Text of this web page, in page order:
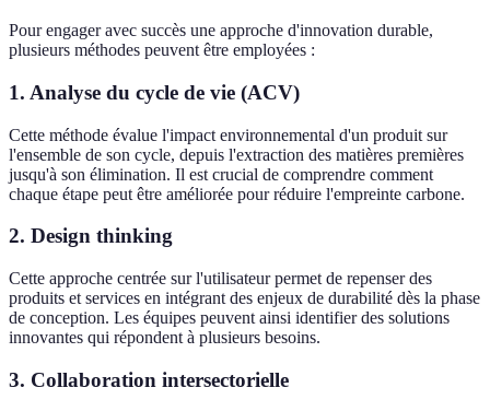
Pour engager avec succès une approche d'innovation durable,
plusieurs méthodes peuvent être employées :
1. Analyse du cycle de vie (ACV)
Cette méthode évalue l'impact environnemental d'un produit sur
l'ensemble de son cycle, depuis l'extraction des matières premières
jusqu'à son élimination. Il est crucial de comprendre comment
chaque étape peut être améliorée pour réduire l'empreinte carbone.
2. Design thinking
Cette approche centrée sur l'utilisateur permet de repenser des
produits et services en intégrant des enjeux de durabilité dès la phase
de conception. Les équipes peuvent ainsi identifier des solutions
innovantes qui répondent à plusieurs besoins.
3. Collaboration intersectorielle